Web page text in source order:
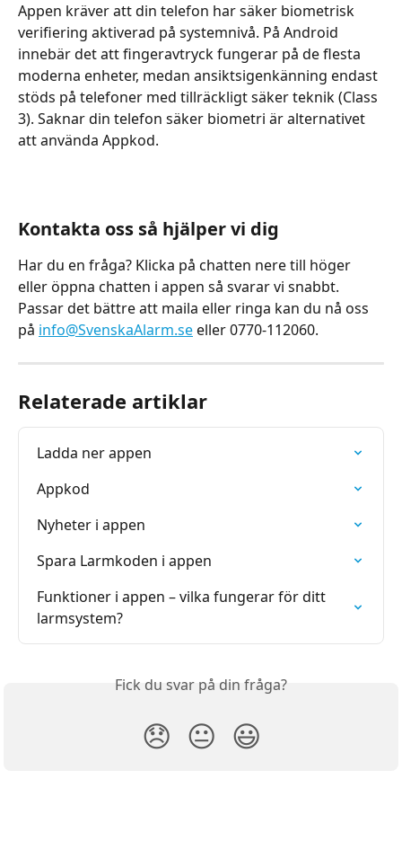
Appen kräver att din telefon har säker biometrisk
verifiering aktiverad på systemnivå. På Android
innebär det att fingeravtryck fungerar på de flesta
moderna enheter, medan ansiktsigenkänning endast
stöds på telefoner med tillräckligt säker teknik (Class
3). Saknar din telefon säker biometri är alternativet
att använda Appkod.
Kontakta oss så hjälper vi dig
Har du en fråga? Klicka på chatten nere till höger
eller öppna chatten i appen så svarar vi snabbt.
Passar det bättre att maila eller ringa kan du nå oss
på info@SvenskaAlarm.se eller 0770-112060.
Relaterade artiklar
Ladda ner appen
Appkod
Nyheter i appen
Spara Larmkoden i appen
Funktioner i appen – vilka fungerar för ditt
larmsystem?
Fick du svar på din fråga?
😞 😐 😃